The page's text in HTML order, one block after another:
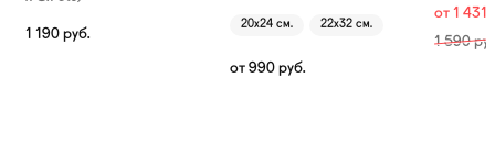
1 190 руб.
20х24 см. 22х32 см.
от 990 руб.
от 1 431
1 590